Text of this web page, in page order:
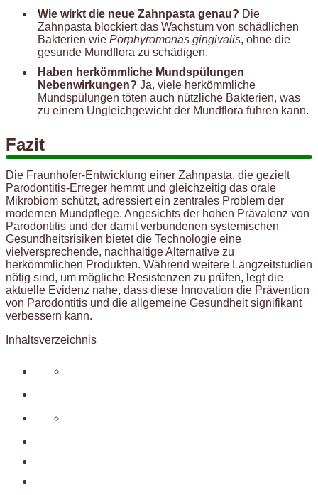
Wie wirkt die neue Zahnpasta genau? Die
Zahnpasta blockiert das Wachstum von schädlichen
Bakterien wie Porphyromonas gingivalis, ohne die
gesunde Mundflora zu schädigen.
Haben herkömmliche Mundspülungen
Nebenwirkungen? Ja, viele herkömmliche
Mundspülungen töten auch nützliche Bakterien, was
zu einem Ungleichgewicht der Mundflora führen kann.
Fazit
Die Fraunhofer-Entwicklung einer Zahnpasta, die gezielt
Parodontitis-Erreger hemmt und gleichzeitig das orale
Mikrobiom schützt, adressiert ein zentrales Problem der
modernen Mundpflege. Angesichts der hohen Prävalenz von
Parodontitis und der damit verbundenen systemischen
Gesundheitsrisiken bietet die Technologie eine
vielversprechende, nachhaltige Alternative zu
herkömmlichen Produkten. Während weitere Langzeitstudien
nötig sind, um mögliche Resistenzen zu prüfen, legt die
aktuelle Evidenz nahe, dass diese Innovation die Prävention
von Parodontitis und die allgemeine Gesundheit signifikant
verbessern kann.
Inhaltsverzeichnis